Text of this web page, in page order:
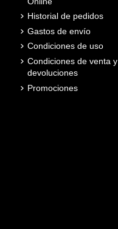
Historial de pedidos
Gastos de envío
Condiciones de uso
Condiciones de venta y
devoluciones
Promociones